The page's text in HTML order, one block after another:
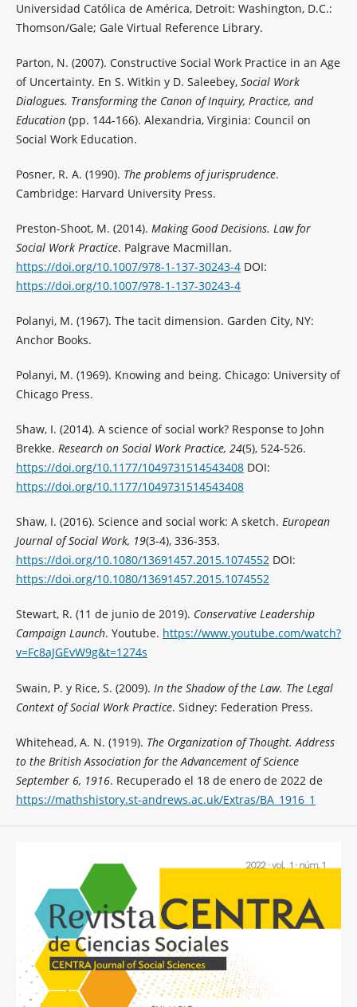
Universidad Católica de América, Detroit: Washington, D.C.:
Thomson/Gale; Gale Virtual Reference Library.
Parton, N. (2007). Constructive Social Work Practice in an Age
of Uncertainty. En S. Witkin y D. Saleebey, Social Work
Dialogues. Transforming the Canon of Inquiry, Practice, and
Education(pp. 144-166). Alexandria, Virginia: Council on
Social Work Education.
Posner, R. A. (1990). The problems of jurisprudence.
Cambridge: Harvard University Press.
Preston-Shoot, M. (2014). Making Good Decisions. Law for
Social Work Practice. Palgrave Macmillan.
https://doi.org/10.1007/978-1-137-30243-4DOI:
https://doi.org/10.1007/978-1-137-30243-4
Polanyi, M. (1967). The tacit dimension. Garden City, NY:
Anchor Books.
Polanyi, M. (1969). Knowing and being. Chicago: University of
Chicago Press.
Shaw, I. (2014). A science of social work? Response to John
Brekke. Research on Social Work Practice, 24(5), 524-526.
https://doi.org/10.1177/1049731514543408DOI:
https://doi.org/10.1177/1049731514543408
Shaw, I. (2016). Science and social work: A sketch. European
Journal of Social Work, 19(3-4), 336-353.
https://doi.org/10.1080/13691457.2015.1074552DOI:
https://doi.org/10.1080/13691457.2015.1074552
Stewart, R. (11 de junio de 2019). Conservative Leadership
Campaign Launch. Youtube. https://www.youtube.com/watch?
v=Fc8aJGEvW9g&t=1274s
Swain, P. y Rice, S. (2009). In the Shadow of the Law. The Legal
Context of Social Work Practice. Sidney: Federation Press.
Whitehead, A. N. (1919). The Organization of Thought. Address
to the British Association for the Advancement of Science
September 6, 1916. Recuperado el 18 de enero de 2022 de
https://mathshistory.st-andrews.ac.uk/Extras/BA_1916_1